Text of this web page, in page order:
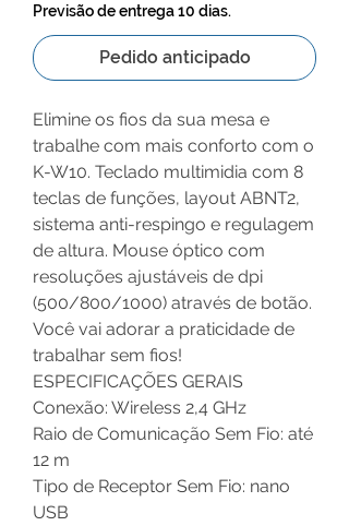
Previsão de entrega 10 dias.
Pedido anticipado
Elimine os fios da sua mesa e
trabalhe com mais conforto com o
K-W10. Teclado multimidia com 8
teclas de funções, layout ABNT2,
sistema anti-respingo e regulagem
de altura. Mouse óptico com
resoluções ajustáveis de dpi
(500/800/1000) através de botão.
Você vai adorar a praticidade de
trabalhar sem fios!
ESPECIFICAÇÕES GERAIS
Conexão: Wireless 2,4 GHz
Raio de Comunicação Sem Fio: até
12 m
Tipo de Receptor Sem Fio: nano
USB